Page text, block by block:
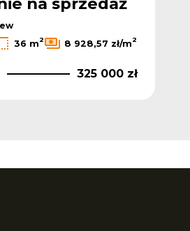
36 m2 8 928,57 zł/m2
325 000 zł